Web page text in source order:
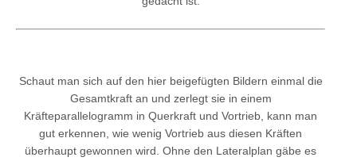
Schaut man sich auf den hier beigefügten Bildern einmal die
Gesamtkraft an und zerlegt sie in einem
Kräfteparallelogramm in Querkraft und Vortrieb, kann man
gut erkennen, wie wenig Vortrieb aus diesen Kräften
überhaupt gewonnen wird. Ohne den Lateralplan gäbe es